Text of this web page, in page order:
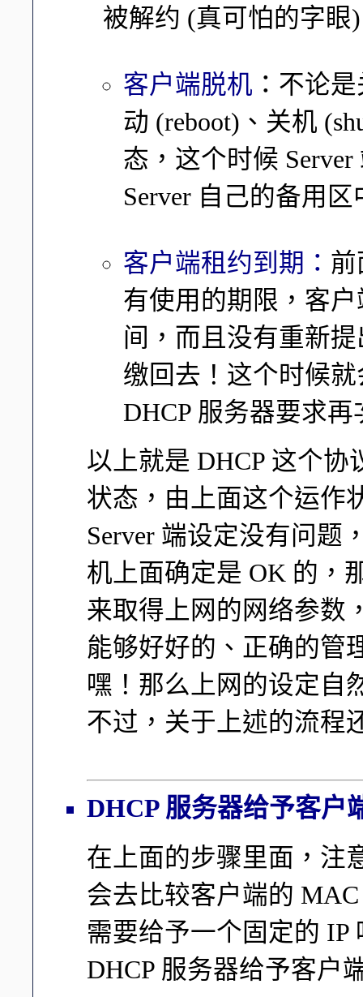
被解约 (真可怕的字眼
客户端脱机 ：不论
动 (reboot)、关机
态，这个时候
Server 自己的备用
客户端租约到期： 前
有使用的期限，客
间，而且没有重新
缴回去！这个时候
DHCP 服务器要求
以上就是 DHCP 这个协
状态，由上面这个运作
Server 端设定没有问题
机上面确定是 OK 的，
来取得上网的网络参数
能够好好的、正确的管
嘿！那么上网的设定自
不过，关于上述的流程
DHCP 服务器给予客户
在上面的步骤里面，注
会去比较客户端的
需要给予一个固定的 IP
DHCP 服务器给予客户